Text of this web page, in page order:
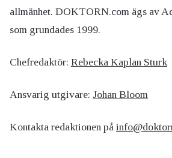
allmänhet. DOKTORN.com ägs av
som grundades 1999.
Chefredaktör: Rebecka Kaplan Sturk
Ansvarig utgivare: Johan Bloom
Kontakta redaktionen på